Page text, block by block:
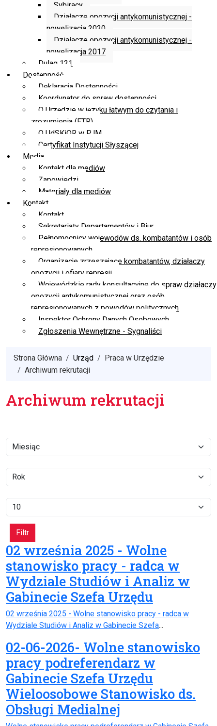
Sybiracy
Działacze opozycji antykomunistycznej -
nowelizacja 2020
Działacze opozycji antykomunistycznej -
nowelizacja 2017
Dulag 121
Dostępność
Deklaracja Dostępności
Koordynator do spraw dostępności
O Urzędzie w języku łatwym do czytania i
zrozumienia (ETR)
O UdSKiOR w PJM
Certyfikat Instytucji Słyszącej
Media
Kontakt dla mediów
Zapowiedzi
Materiały dla mediów
Kontakt
Kontakt
Sekretariaty Departamentów i Biur
Pełnomocnicy wojewodów ds. kombatantów i osób
represjonowanych
Organizacje zrzeszające kombatantów, działaczy
opozycji i ofiary represji
Wojewódzkie rady konsultacyjne do spraw działaczy
opozycji antykomunistycznej oraz osób
represjonowanych z powodów politycznych
Inspektor Ochrony Danych Osobowych
Zgłoszenia Wewnętrzne - Sygnaliści
Strona Główna Urząd
Praca w Urzędzie
Archiwum rekrutacji
Archiwum rekrutacji
Filtr
02 września 2025 - Wolne
stanowisko pracy - radca w
Wydziale Studiów i Analiz w
Gabinecie Szefa Urzędu
02 września 2025 - Wolne stanowisko pracy - radca w
Wydziale Studiów i Analiz w Gabinecie Szefa...
02-06-2026- Wolne stanowisko
pracy podreferendarz w
Gabinecie Szefa Urzędu
Wieloosobowe Stanowisko ds.
Obsługi Medialnej